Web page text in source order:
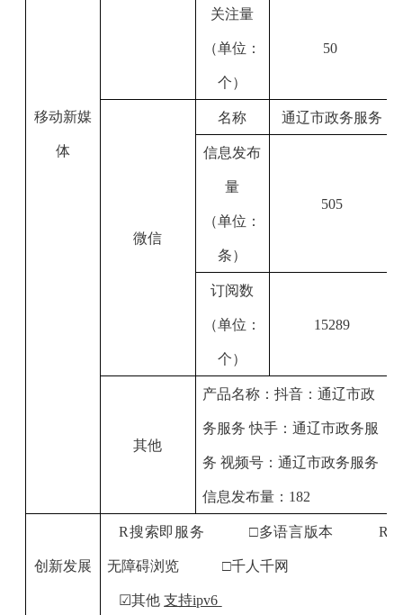
移动新媒
体
关注量
（单位：
个）
50
微信
名称 通辽市政务服务
信息发布
量
（单位：
条）
505
订阅数
（单位：
个）
15289
其他
产品名称 ：抖音：通辽市政
务服务 快手：通辽市政务服
务 视频号：通辽市政务服务
信息发布量： 182
创新发展
R搜索即服务□多语言版本 R
无障碍浏览□千人千网
☑其他 支持ipv6